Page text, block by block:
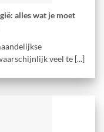
alles wat je moet
veel te [...]